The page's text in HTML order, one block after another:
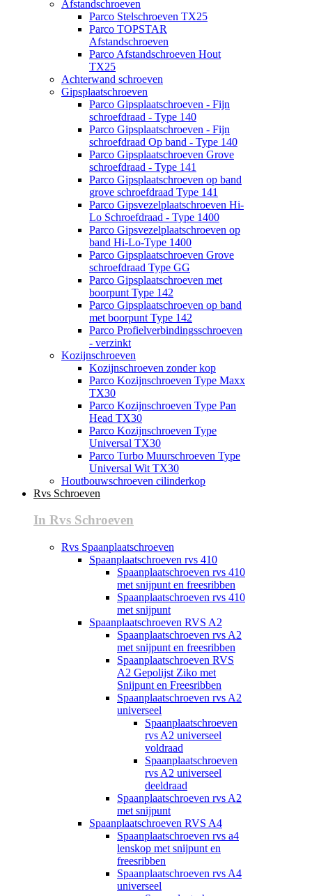
Afstandschroeven
Parco Stelschroeven TX25
Parco TOPSTAR
Afstandschroeven
Parco Afstandschroeven Hout
TX25
Achterwand schroeven
Gipsplaatschroeven
Parco Gipsplaatschroeven - Fijn
schroefdraad - Type 140
Parco Gipsplaatschroeven - Fijn
schroefdraad Op band - Type 140
Parco Gipsplaatschroeven Grove
schroefdraad - Type 141
Parco Gipsplaatschroeven op band
grove schroefdraad Type 141
Parco Gipsvezelplaatschroeven Hi-
Lo Schroefdraad - Type 1400
Parco Gipsvezelplaatschroeven op
band Hi-Lo-Type 1400
Parco Gipsplaatschroeven Grove
schroefdraad Type GG
Parco Gipsplaatschroeven met
boorpunt Type 142
Parco Gipsplaatschroeven op band
met boorpunt Type 142
Parco Profielverbindingsschroeven
- verzinkt
Kozijnschroeven
Kozijnschroeven zonder kop
Parco Kozijnschroeven Type Maxx
TX30
Parco Kozijnschroeven Type Pan
Head TX30
Parco Kozijnschroeven Type
Universal TX30
Parco Turbo Muurschroeven Type
Universal Wit TX30
Houtbouwschroeven cilinderkop
Rvs Schroeven
In Rvs Schroeven
Rvs Spaanplaatschroeven
Spaanplaatschroeven rvs 410
Spaanplaatschroeven rvs 410
met snijpunt en freesribben
Spaanplaatschroeven rvs 410
met snijpunt
Spaanplaatschroeven RVS A2
Spaanplaatschroeven rvs A2
met snijpunt en freesribben
Spaanplaatschroeven RVS
A2 Gepolijst Ziko met
Snijpunt en Freesribben
Spaanplaatschroeven rvs A2
universeel
Spaanplaatschroeven
rvs A2 universeel
voldraad
Spaanplaatschroeven
rvs A2 universeel
deeldraad
Spaanplaatschroeven rvs A2
met snijpunt
Spaanplaatschroeven RVS A4
Spaanplaatschroeven rvs a4
lenskop met snijpunt en
freesribben
Spaanplaatschroeven rvs A4
universeel